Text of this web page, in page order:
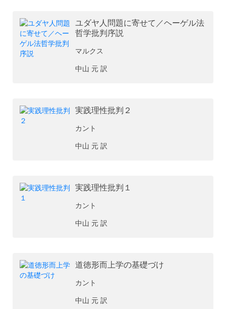
ユダヤ人問題に寄せて／ヘーゲル法
哲学批判序説
マルクス
中山 元 訳
実践理性批判２
カント
中山 元 訳
実践理性批判１
カント
中山 元 訳
道徳形而上学の基礎づけ
カント
中山 元 訳